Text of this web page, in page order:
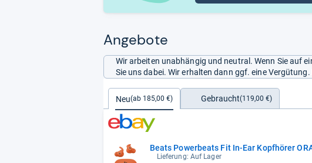
Angebote
Wir arbeiten unabhängig und neutral. Wenn Sie auf
Sie uns dabei. Wir erhalten dann ggf. eine Vergütung.
Neu(ab 185,00 €) Gebraucht(119,00 €)
Beats Powerbeats Fit In-Ear Kopfhörer
Lieferung: Auf Lager